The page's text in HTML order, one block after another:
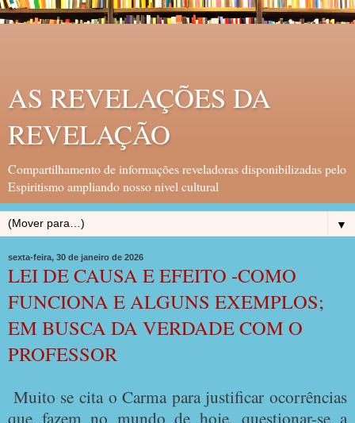
AS REVELAÇÕES DA
REVELAÇÃO
Compartilhamento de informações reveladoras disponibilizadas pelo
Espiritismo ampliando nosso nivel cultural
▼
sexta-feira, 30 de janeiro de 2026
LEI DE CAUSA E EFEITO -COMO
FUNCIONA E ALGUNS EXEMPLOS;
EM BUSCA DA VERDADE COM O
PROFESSOR
Muito se cita o Carma para justificar ocorrências
que fazem no mundo de hoje, questionar-se a